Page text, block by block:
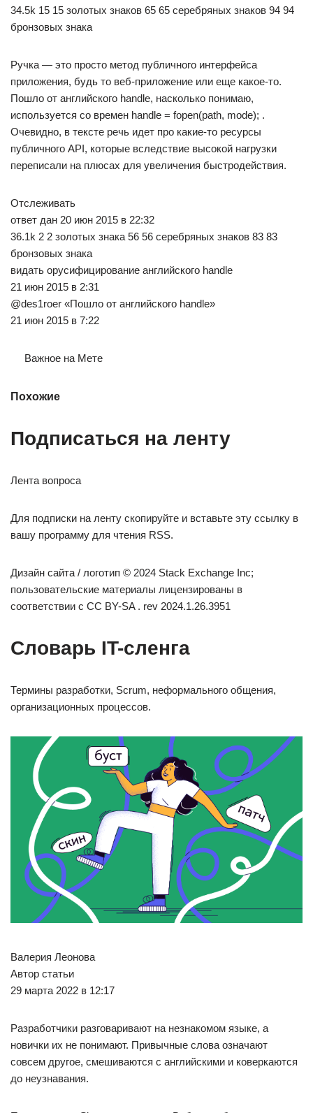
34.5k 15 15 золотых знаков 65 65 серебряных знаков 94 94
бронзовых знака
Ручка — это просто метод публичного интерфейса
приложения, будь то веб-приложение или еще какое-то.
Пошло от английского handle, насколько понимаю,
используется со времен handle = fopen(path, mode); .
Очевидно, в тексте речь идет про какие-то ресурсы
публичного API, которые вследствие высокой нагрузки
переписали на плюсах для увеличения быстродействия.
Отслеживать
ответ дан 20 июн 2015 в 22:32
36.1k 2 2 золотых знака 56 56 серебряных знаков 83 83
бронзовых знака
видать орусифицирование английского handle
21 июн 2015 в 2:31
@des1roer «Пошло от английского handle»
21 июн 2015 в 7:22
Важное на Мете
Похожие
Подписаться на ленту
Лента вопроса
Для подписки на ленту скопируйте и вставьте эту ссылку в
вашу программу для чтения RSS.
Дизайн сайта / логотип © 2024 Stack Exchange Inc;
пользовательские материалы лицензированы в
соответствии с CC BY-SA . rev 2024.1.26.3951
Словарь IT-сленга
Термины разработки, Scrum, неформального общения,
организационных процессов.
Валерия Леонова
Автор статьи
29 марта 2022 в 12:17
Разработчики разговаривают на незнакомом языке, а
новички их не понимают. Привычные слова означают
совсем другое, смешиваются с английскими и коверкаются
до неузнавания.